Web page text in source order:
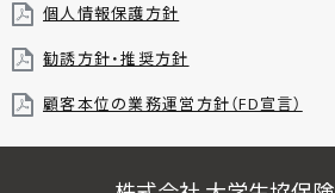
個人情報保護方針
勧誘方針・推奨方針
顧客本位の業務運営方針（FD宣言）